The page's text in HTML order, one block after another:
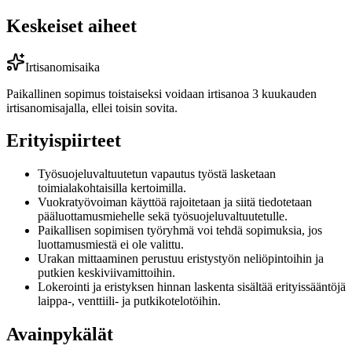
Keskeiset aiheet
Irtisanomisaika
Paikallinen sopimus toistaiseksi voidaan irtisanoa 3 kuukauden
irtisanomisajalla, ellei toisin sovita.
Erityispiirteet
Työsuojeluvaltuutetun vapautus työstä lasketaan
toimialakohtaisilla kertoimilla.
Vuokratyövoiman käyttöä rajoitetaan ja siitä tiedotetaan
pääluottamusmiehelle sekä työsuojeluvaltuutetulle.
Paikallisen sopimisen työryhmä voi tehdä sopimuksia, jos
luottamusmiestä ei ole valittu.
Urakan mittaaminen perustuu eristystyön neliöpintoihin ja
putkien keskiviivamittoihin.
Lokerointi ja eristyksen hinnan laskenta sisältää erityissääntöjä
laippa-, venttiili- ja putkikotelotöihin.
Avainpykälät